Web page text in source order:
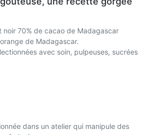
70% de cacao de Madagascar
de Madagascar.
avec soin, pulpeuses, sucrées
dans un atelier qui manipule des